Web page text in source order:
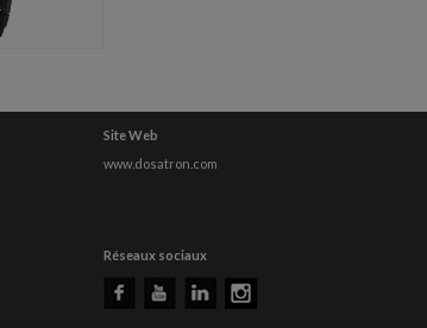
Site Web
www.dosatron.com
Réseaux sociaux